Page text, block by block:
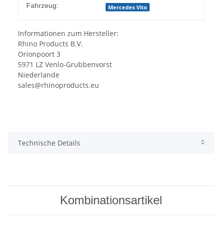
Produkteigenschaft
Wert
Fahrzeug: Mercedes Vito
Informationen zum Hersteller:
Rhino Products B.V.
Orionpoort 3
5971 LZ Venlo-Grubbenvorst
Niederlande
sales@rhinoproducts.eu
Technische Details
Kombinationsartikel